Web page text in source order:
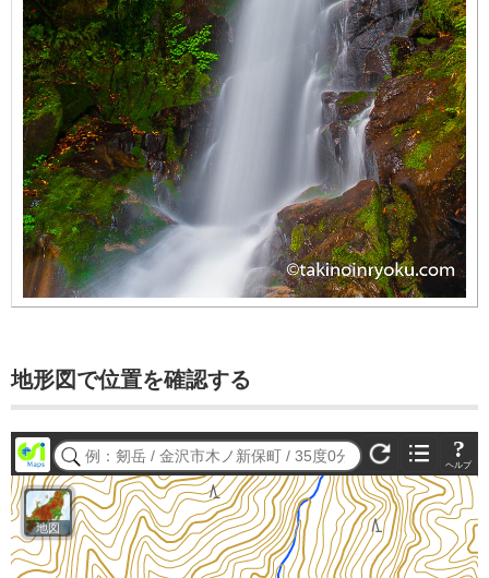
地形図で位置を確認する